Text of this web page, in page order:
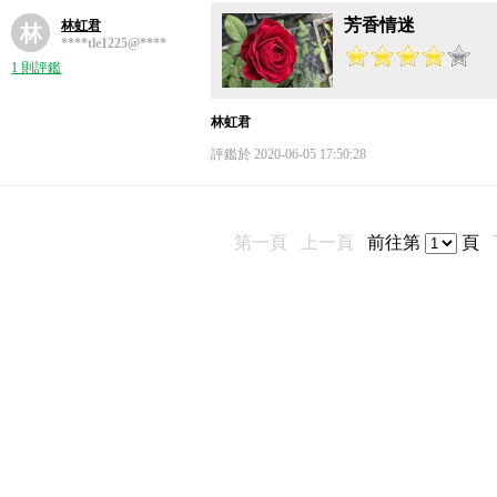
林
林虹君
****tle1225@****
1 則評鑑
芳香情迷
林虹君
評鑑於 2020-06-05 17:50:28
第一頁 上一頁 前往第 頁